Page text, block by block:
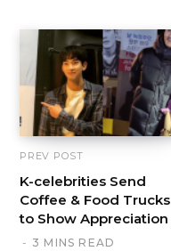
PREV POST
K-celebrities Send
Coffee & Food Trucks
to Show Appreciation
3 MINS READ